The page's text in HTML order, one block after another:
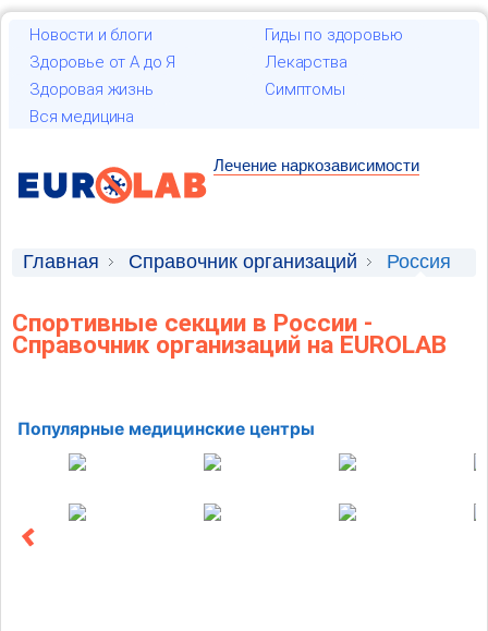
Новости и блоги
Гиды по здоровью
Здоровье от А до Я
Лекарства
Здоровая жизнь
Симптомы
Вся медицина
Лечение наркозависимости
Главная Справочник организаций Россия
Спортивные секции в России -
Справочник организаций на EUROLAB
Популярные медицинские центры